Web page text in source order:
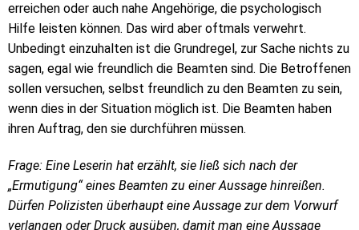
erreichen oder auch nahe Angehörige, die psychologisch
Hilfe leisten können. Das wird aber oftmals verwehrt.
Unbedingt einzuhalten ist die Grundregel, zur Sache nichts zu
sagen, egal wie freundlich die Beamten sind. Die Betroffenen
sollen versuchen, selbst freundlich zu den Beamten zu sein,
wenn dies in der Situation möglich ist. Die Beamten haben
ihren Auftrag, den sie durchführen müssen.
Frage: Eine Leserin hat erzählt, sie ließ sich nach der
„Ermutigung“ eines Beamten zu einer Aussage hinreißen.
Dürfen Polizisten überhaupt eine Aussage zur dem Vorwurf
verlangen oder Druck ausüben, damit man eine Aussage